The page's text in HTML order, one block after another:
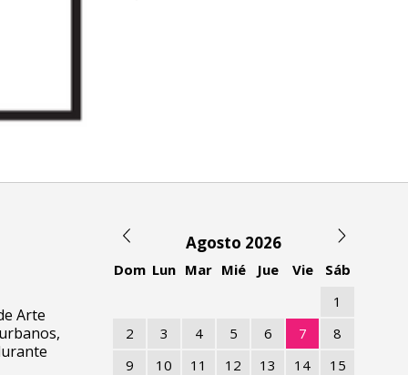
Arte
Agosto 2026
Dom Lun Mar Mié Jue Vie
Sáb
1
2
3 4 5 6 7
8
9
10 11 12 13 14
15